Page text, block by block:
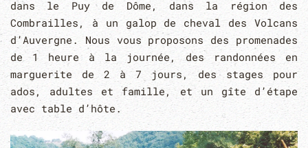
dans le Puy de Dôme, dans la région des
Combrailles, à un galop de cheval des Volcans
d’Auvergne. Nous vous proposons des promenades
de 1 heure à la journée, des randonnées en
marguerite de 2 à 7 jours, des stages pour
ados, adultes et famille, et un gîte d’étape
avec table d’hôte.